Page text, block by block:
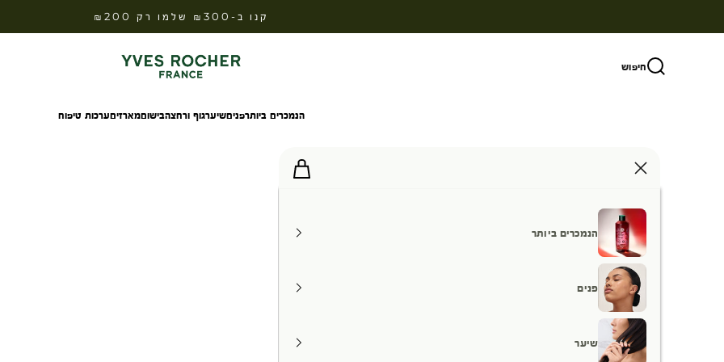
קנו ב-₪300 שלמו רק ₪200
חיפוש Yves Rocher Israel
הנמכרים ביותרפניםשיערגוף ורחצהבישוםמארזיםערכות טיפוח
הנמכרים ביותר
פנים
שיער